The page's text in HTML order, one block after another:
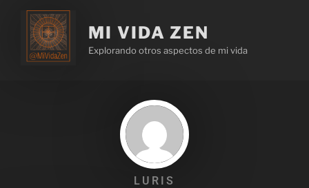
MI VIDA ZEN
Explorando otros aspectos de mi vida
LURIS